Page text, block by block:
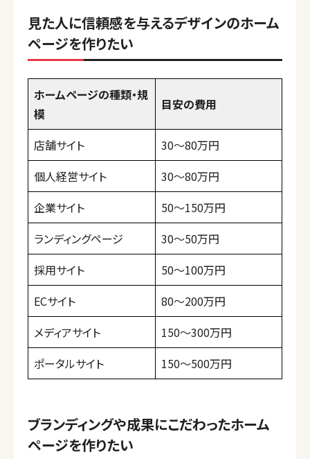
見た人に信頼感を与えるデザインのホーム
ページを作りたい
ホームページの種類・規
模
目安の費用
店舗サイト
30〜80万円
個人経営サイト
30〜80万円
企業サイト
50〜150万円
ランディングページ
30〜50万円
採用サイト
50〜100万円
ECサイト
80〜200万円
メディアサイト
150〜300万円
ポータルサイト
150〜500万円
ブランディングや成果にこだわったホーム
ページを作りたい